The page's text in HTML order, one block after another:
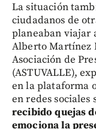
La situación
ciudadanos de
planeaban viajar
Alberto Martínez
Asociación de
(ASTUVALLE),
en la plataforma
en redes sociales
recibido quejas
emociona la